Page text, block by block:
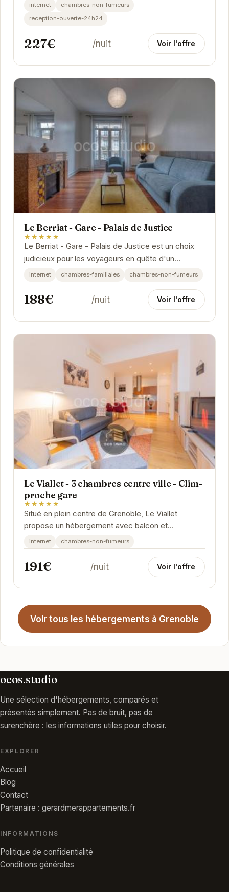
internet
chambres-non-fumeurs
reception-ouverte-24h24
227€ /nuit Voir l'offre
Le Berriat - Gare - Palais de Justice
★★★★★
Le Berriat - Gare - Palais de Justice est un choix
judicieux pour les voyageurs en quête d'un
hébergement pratique et confortable à Grenoble.
Sa...
internet chambres-familiales chambres-non-fumeurs
188€ /nuit Voir l'offre
Le Viallet - 3 chambres centre ville - Clim-
proche gare
★★★★★
Situé en plein centre de Grenoble, Le Viallet
propose un hébergement avec balcon et
connexion Wi-Fi gratuite. Vous séjournerez à 2,6
km du stade...
internet chambres-non-fumeurs
191€ /nuit Voir l'offre
Voir tous les hébergements à Grenoble
ocos.studio
Une sélection d'hébergements, comparés et
présentés simplement. Pas de bruit, pas de
surenchère : les informations utiles pour choisir.
EXPLORER
Accueil
Blog
Contact
Partenaire : gerardmerappartements.fr
INFORMATIONS
Politique de confidentialité
Conditions générales